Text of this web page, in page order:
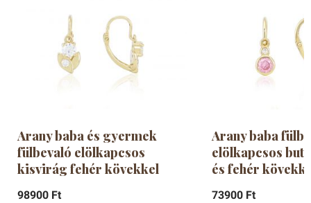
Arany baba és gyermek
fülbevaló elölkapcsos
kisvirág fehér kövekkel
98900 Ft
Arany baba
elölkapcsos
és fehér
73900 Ft